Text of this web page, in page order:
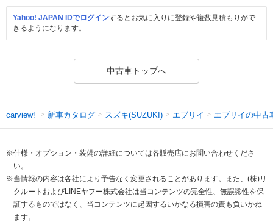
Yahoo! JAPAN IDでログインするとお気に入りに登録や複数見積もりがで
きるようになります。
中古車トップへ
carview! 新車カタログ スズキ(SUZUKI) エブリイ エブリイの中古
※仕様・オプション・装備の詳細については各販売店にお問い合わせくださ
い。
※当情報の内容は各社により予告なく変更されることがあります。また、(株)リ
クルートおよびLINEヤフー株式会社は当コンテンツの完全性、無誤謬性を保
証するものではなく、当コンテンツに起因するいかなる損害の責も負いかね
ます。